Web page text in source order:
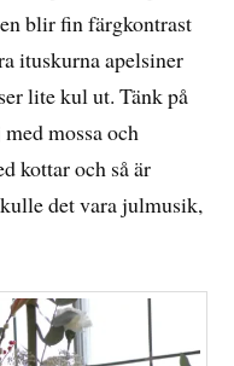
blir fin färgkontrast
ituskurna apelsiner
lite kul ut. Tänk på
mossa och
kottar och så är
det vara julmusik,